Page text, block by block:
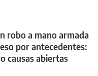
robo a mano armada
por antecedentes:
causas abiertas